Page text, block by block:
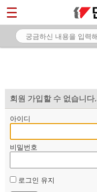
회원 가입할 수 없습니다.
아이디
비밀번호
로그인 유지
마이페이지
소개
자료
부설기관